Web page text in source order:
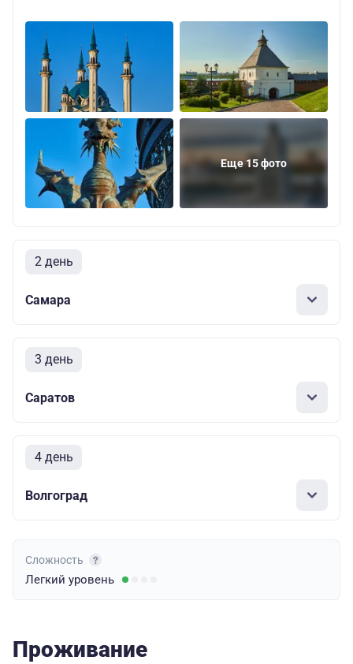
Еще 15 фото
2 день
Самара
3 день
Саратов
4 день
Волгоград
Сложность
Легкий уровень
Проживание